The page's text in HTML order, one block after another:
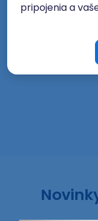
pripojenia a